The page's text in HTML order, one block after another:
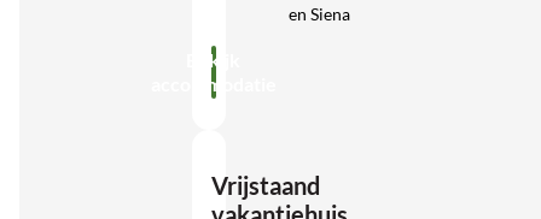
en Siena
Bekijk
accommodatie
Vrijstaand